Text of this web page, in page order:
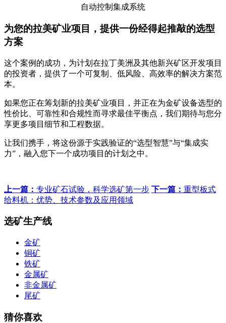
自动控制集成系统
为您的拉美矿业项目，提供一份经得起推敲的选型
方案
这个案例的成功，为计划在拉丁美洲及其他新兴矿区开发项目
的投资者，提供了一个可复制、低风险、高效率的解决方案范
本。
如果您正在筹划新的拉美矿业项目，并正在为金矿设备选型的
性价比、可靠性和合规性而寻求最佳平衡点，我们期待与您分
享更多项目细节和工程数据。
让我们携手，将这份源于实践验证的“选型智慧”与“集成实
力”，融入您下一个成功项目的计划之中。
上一篇： 专业矿石试验，科学选矿第一步 下一篇： 重型板式
给料机：优势、技术参数及应用领域
选矿生产线
金矿
铜矿
铁矿
金属矿
非金属矿
尾矿
猜你喜欢